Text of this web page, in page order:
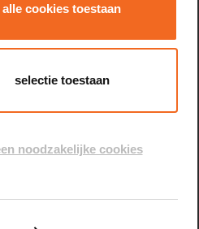
alle cookies toestaan
selectie toestaan
noodzakelijke cookies